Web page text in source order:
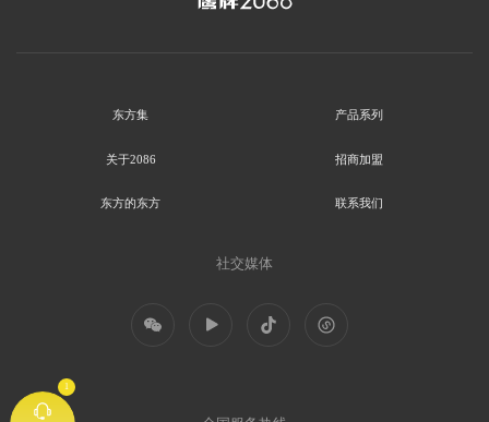
东方集 产品系列
关于2086 招商加盟
东方的东方 联系我们
社交媒体